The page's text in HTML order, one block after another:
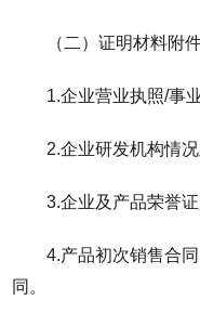
（二）证明材料附
1.企业营业执照/事
2.企业研发机构情
3.企业及产品荣誉证
4.产品初次销售合
同。